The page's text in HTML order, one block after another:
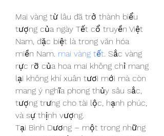
Mai vàng từ lâu đã trở thành biểu
tượng của ngày Tết cổ truyền Việt
Nam, đặc biệt là trong văn hóa
miền Nam. mai vàng tết. Sắc vàng
rực rỡ của hoa mai không chỉ mang
lại không khí xuân tươi mới mà còn
mang ý nghĩa phong thủy sâu sắc,
tượng trưng cho tài lộc, hạnh phúc,
và sự thịnh vượng.
Tại Bình Dương – một trong những